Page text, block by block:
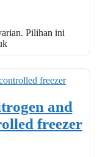
Pilihan ini
and
freezer